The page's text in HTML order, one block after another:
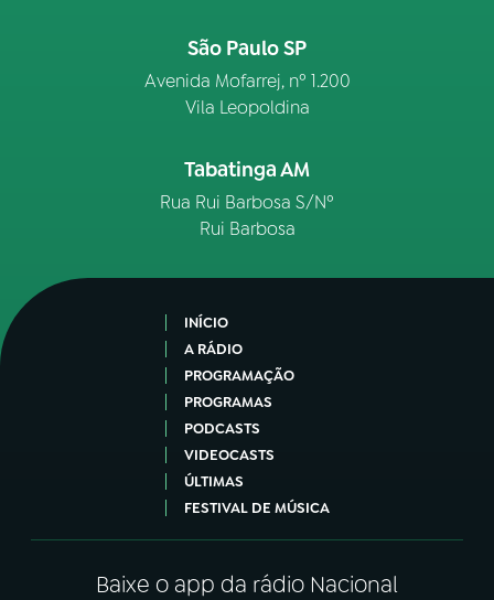
São Paulo SP
Avenida Mofarrej, nº 1.200
Vila Leopoldina
Tabatinga AM
Rua Rui Barbosa S/Nº
Rui Barbosa
INÍCIO
A RÁDIO
PROGRAMAÇÃO
PROGRAMAS
PODCASTS
VIDEOCASTS
ÚLTIMAS
FESTIVAL DE MÚSICA
Baixe o app da rádio Nacional